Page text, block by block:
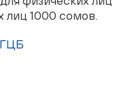
лиц 1000 сомов.